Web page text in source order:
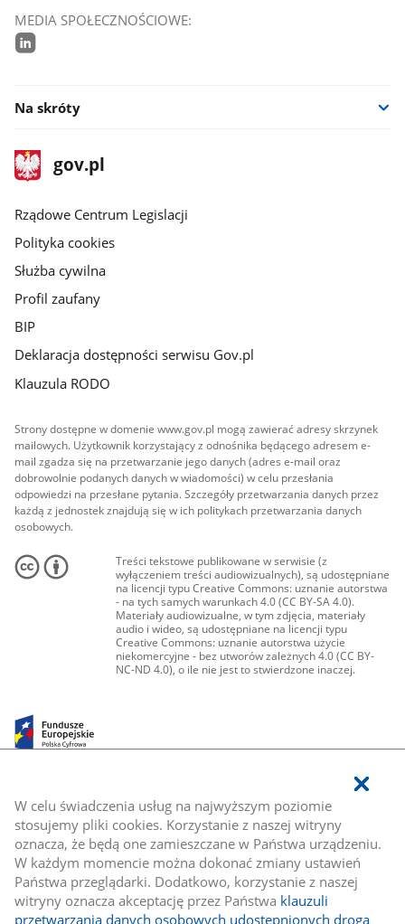
W celu świadczenia usług na najwyższym poziomie
stosujemy pliki cookies. Korzystanie z naszej witryny
oznacza, że będą one zamieszczane w Państwa urządzeniu.
W każdym momencie można dokonać zmiany ustawień
Państwa przeglądarki. Dodatkowo, korzystanie z naszej
witryny oznacza akceptację przez Państwa klauzuli
przetwarzania danych osobowych udostępnionych drogą
MEDIA SPOŁECZNOŚCIOWE:
Na skróty
stopka
gov.plStrona
gov.pl
Rządowe Centrum Legislacji
Polityka cookies
Służba cywilna
Profil zaufany
BIP
Deklaracja dostępności serwisu Gov.pl
Klauzula RODO
Strony dostępne w domenie www.gov.pl mogą zawierać adresy skrzynek
mailowych. Użytkownik korzystający z odnośnika będącego adresem e-
mail zgadza się na przetwarzanie jego danych (adres e-mail oraz
dobrowolnie podanych danych w wiadomości) w celu przesłania
odpowiedzi na przesłane pytania. Szczegóły przetwarzania danych przez
każdą z jednostek znajdują się w ich politykach przetwarzania danych
osobowych.
Treści tekstowe publikowane w serwisie (z
wyłączeniem treści audiowizualnych), są udostępniane
na licencji typu Creative Commons: uznanie autorstwa
- na tych samych warunkach 4.0 (CC BY-SA 4.0).
Materiały audiowizualne, w tym zdjęcia, materiały
audio i wideo, są udostępniane na licencji typu
Creative Commons: uznanie autorstwa użycie
niekomercyjne - bez utworów zależnych 4.0 (CC BY-
NC-ND 4.0), o ile nie jest to stwierdzone inaczej.